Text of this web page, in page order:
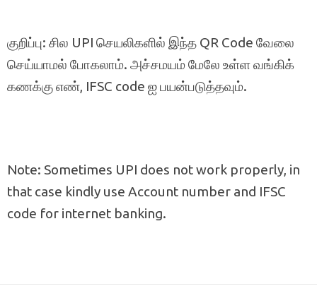
குறிப்பு: சில UPI செயலிகளில் இந்த QR Code வேலை
செய்யாமல் போகலாம். அச்சமயம் மேலே உள்ள வங்கிக்
கணக்கு எண், IFSC code ஐ பயன்படுத்தவும்.
Note: Sometimes UPI does not work properly, in
that case kindly use Account number and IFSC
code for internet banking.